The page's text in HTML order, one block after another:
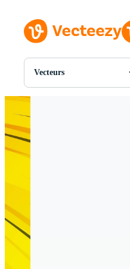
Vecteurs
Toutes Images